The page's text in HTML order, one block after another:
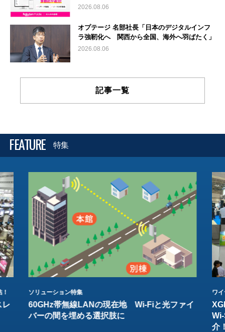
2026.08.06
オプテージ 名部社長「日本のデジタルインフ
ラ強靭化へ 関西から全国、海外へ羽ばたく」
2026.08.06
記事一覧
FEATURE 特集
レ
ソリューション特集
60GHz帯無線LANの現在地 Wi-Fiと光ファイ
バーの間を埋める選択肢に
ワ
介